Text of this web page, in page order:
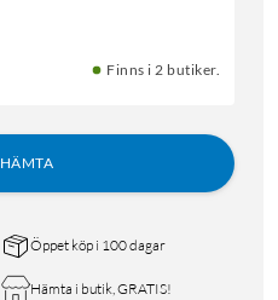
Finns i 2 butiker.
HÄMTA
Öppet köp i 100 dagar
Hämta i butik, GRATIS!